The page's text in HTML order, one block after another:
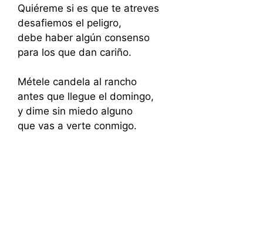
Quiéreme si es que te atreves
desafiemos el peligro,
debe haber algún consenso
para los que dan cariño.
Métele candela al rancho
antes que llegue el domingo,
y dime sin miedo alguno
que vas a verte conmigo.